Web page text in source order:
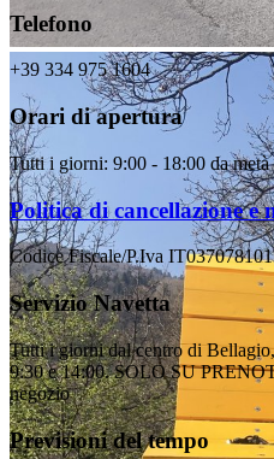
Telefono
+39 334 975 1604
Orari di apertura
Tutti i giorni: 9:00 - 18:00 da
Politica di cancellazione e
Codice Fiscale/P.Iva
Servizio Navetta
Tutti i giorni dal centro di
9:30 e 14:00.SOLO SU
negozio
Previsioni del tempo